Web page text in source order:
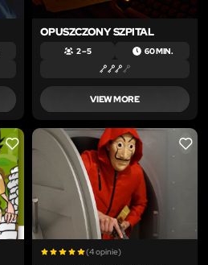
OPUSZCZONY SZPITAL
2 – 5 60 MIN.
VIEW MORE
LIKE LIKE
(4 opinie)